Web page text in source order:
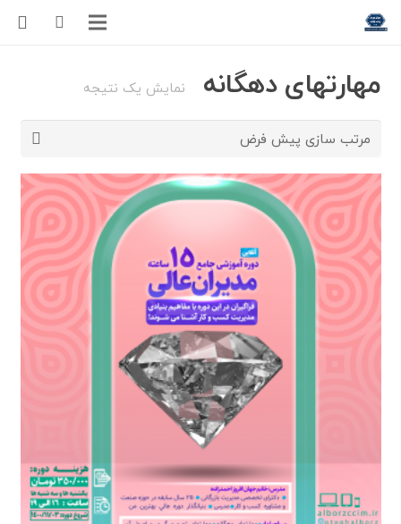
مهارتهای دهگانه نمایش یک نتیجه